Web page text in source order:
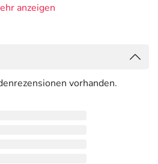
anzeigen
vorhanden.